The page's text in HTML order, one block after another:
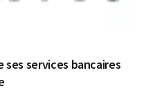
ses services bancaires